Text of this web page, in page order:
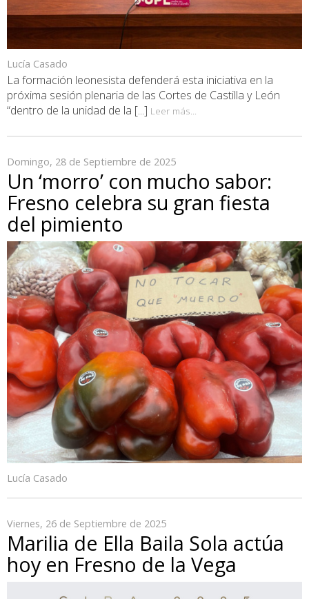
Lucía Casado
La formación leonesista defenderá esta iniciativa en la
próxima sesión plenaria de las Cortes de Castilla y León
“dentro de la unidad de la [...] Leer más...
Domingo, 28 de Septiembre de 2025
Un ‘morro’ con mucho sabor:
Fresno celebra su gran fiesta
del pimiento
Lucía Casado
Viernes, 26 de Septiembre de 2025
Marilia de Ella Baila Sola actúa
hoy en Fresno de la Vega